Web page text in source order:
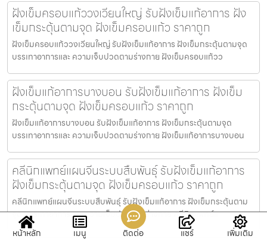
ฝังเข็มครอบแก้ววงเวียนใหญ่ รับฝังเข็มแก้อาการ ฝัง
เข็มกระตุ้นตามจุด ฝังเข็มครอบแก้ว ราคาถูก
ฝังเข็มครอบแก้ววงเวียนใหญ่ รับฝังเข็มแก้อาการ ฝังเข็มกระตุ้นตามจุด
บรรเทาอาการและ ความเจ็บปวดตามร่างกาย ฝังเข็มครอบแก้วว
ฝังเข็มแก้อาการบางบอน รับฝังเข็มแก้อาการ ฝังเข็ม
กระตุ้นตามจุด ฝังเข็มครอบแก้ว ราคาถูก
ฝังเข็มแก้อาการบางบอน รับฝังเข็มแก้อาการ ฝังเข็มกระตุ้นตามจุด
บรรเทาอาการและ ความเจ็บปวดตามร่างกาย ฝังเข็มแก้อาการบางบอน
คลีนิกแพทย์แผนจีนระบบสืบพันธุ์ รับฝังเข็มแก้อาการ
ฝังเข็มกระตุ้นตามจุด ฝังเข็มครอบแก้ว ราคาถูก
คลีนิกแพทย์แผนจีนระบบสืบพันธุ์ รับฝังเข็มแก้อาการ ฝังเข็มกระตุ้นตาม
จุด บรรเทาอาการและ ความเจ็บปวดตามร่างกาย คลีนิกแพทย์แ
หน้าหลัก
เมนู ติดต่อ แชร์ เพิ่มเติม